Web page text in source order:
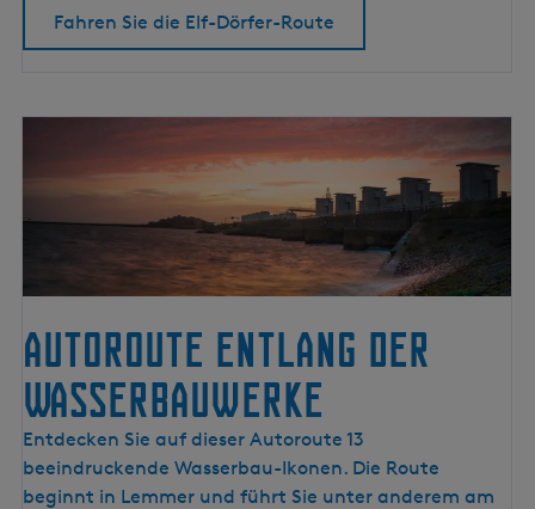
Fahren Sie die Elf-Dörfer-Route
Autoroute entlang der
Wasserbauwerke
A
u
t
Entdecken Sie auf dieser Autoroute 13
beeindruckende Wasserbau-Ikonen. Die Route
beginnt in Lemmer und führt Sie unter anderem am